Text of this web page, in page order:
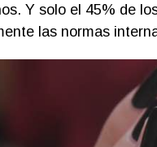
Y solo el 45% de
las normas